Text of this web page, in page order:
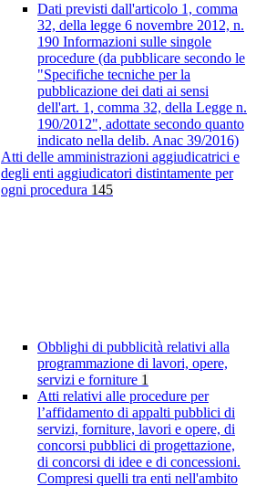
Dati previsti dall'articolo 1, comma
32, della legge 6 novembre 2012, n.
190 Informazioni sulle singole
procedure (da pubblicare secondo le
"Specifiche tecniche per la
pubblicazione dei dati ai sensi
dell'art. 1, comma 32, della Legge n.
190/2012", adottate secondo quanto
indicato nella delib. Anac 39/2016)
Atti delle amministrazioni aggiudicatrici e
degli enti aggiudicatori distintamente per
ogni procedura 145
Obblighi di pubblicità relativi alla
programmazione di lavori, opere,
servizi e forniture 1
Atti relativi alle procedure per
l’affidamento di appalti pubblici di
servizi, forniture, lavori e opere, di
concorsi pubblici di progettazione,
di concorsi di idee e di concessioni.
Compresi quelli tra enti nell'ambito